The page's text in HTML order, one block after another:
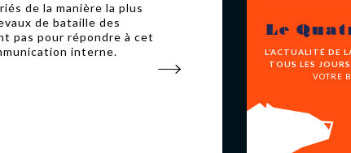
de la manière la plus
de bataille des
pas pour répondre à cet
interne.
Le
L’ACTUALITÉ DE
TOUS LES JOURS,
VOTRE